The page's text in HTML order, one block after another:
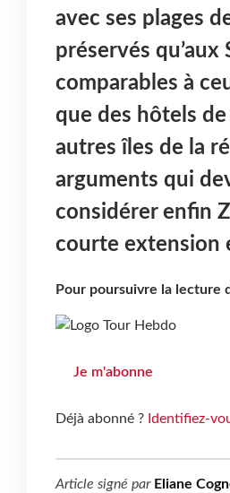
avec ses plages
préservés qu’aux
comparables à
que des hôtels
autres îles de la
arguments qui
considérer enfin
courte extension
Pour poursuivre la lecture
Je m'abonne
Déjà abonné ? Identifiez-
Article signé par Eliane